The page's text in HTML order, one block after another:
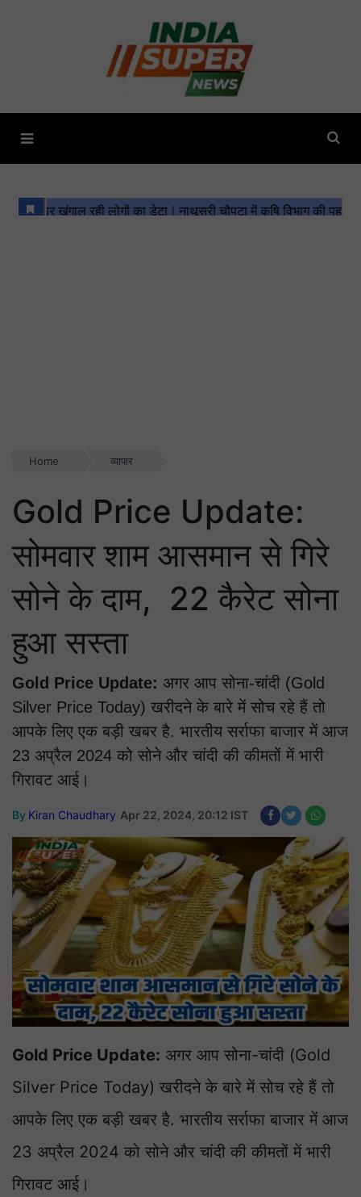
Home व्यापार
Gold Price Update:
सोमवार शाम आसमान से गिरे
सोने के दाम, 22 कैरेट सोना
हुआ सस्ता
Gold Price Update: अगर आप सोना-चांदी (Gold
Silver Price Today) खरीदने के बारे में सोच रहे हैं तो
आपके लिए एक बड़ी खबर है. भारतीय सर्राफा बाजार में आज
23 अप्रैल 2024 को सोने और चांदी की कीमतों में भारी
गिरावट आई।
By Kiran Chaudhary Apr 22, 2024, 20:12 IST
Gold Price Update: अगर आप सोना-चांदी (Gold
Silver Price Today) खरीदने के बारे में सोच रहे हैं तो
आपके लिए एक बड़ी खबर है. भारतीय सर्राफा बाजार में आज
23 अप्रैल 2024 को सोने और चांदी की कीमतों में भारी
गिरावट आई।